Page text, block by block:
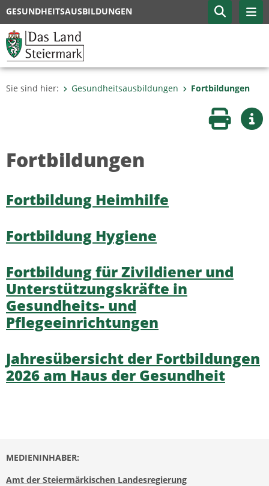
GESUNDHEITSAUSBILDUNGEN
Sie sind hier: Gesundheitsausbildungen Fortbildungen
Seite
Fortbildungen
Fortbildung Heimhilfe
Fortbildung Hygiene
Fortbildung für Zivildiener und
Unterstützungskräfte in
Gesundheits- und
Pflegeeinrichtungen
Jahresübersicht der Fortbildungen
2026 am Haus der Gesundheit
MEDIENINHABER:
Amt der Steiermärkischen Landesregierung